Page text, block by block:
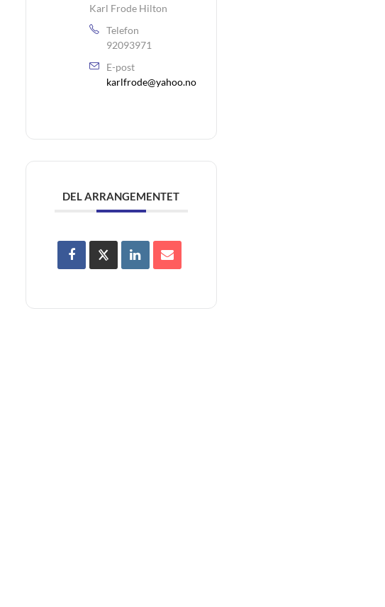
Karl Frode Hilton
Telefon
92093971
E-post
karlfrode@yahoo.no
DEL ARRANGEMENTET